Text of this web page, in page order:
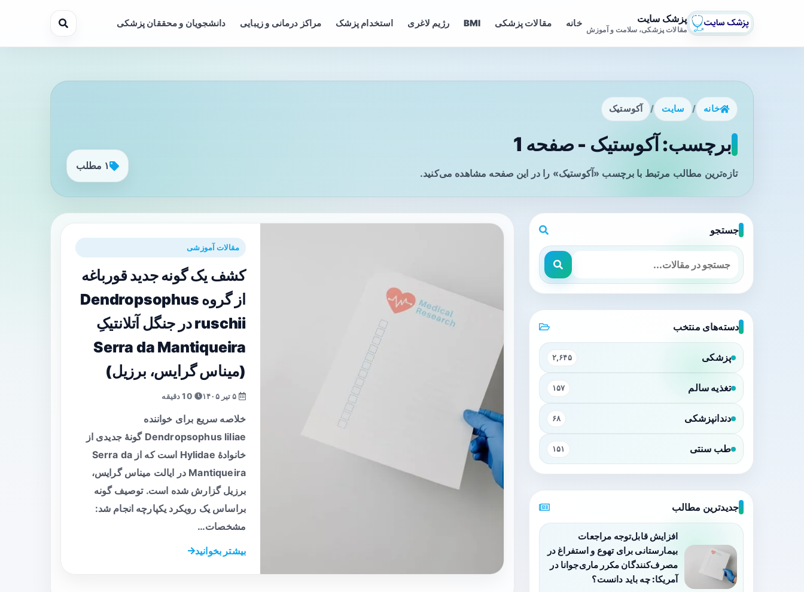
پزشک سایت
مقالات پزشکی، سلامت و آموزش
خانه مقالات پزشکی BMI رژیم لاغری استخدام پزشک مراکز درمانی و زیبایی دانشجویان و محققان پزشکی
خانه / سایت / آکوستیک
برچسب: آکوستیک - صفحه 1
تازه‌ترین مطالب مرتبط با برچسب «آکوستیک» را در این صفحه مشاهده می‌کنید.
۱ مطلب
مقالات آموزشی
کشف یک گونه جدید قورباغه‌
از گروه Dendropsophus
ruschii در جنگل آتلانتیکِ
Serra da Mantiqueira
(میناس گرایس، برزیل)
خلاصه سریع برای خواننده
Dendropsophus liliae گونهٔ جدیدی از
خانوادهٔ Hylidae است که از Serra da
Mantiqueira در ایالت میناس گرایس،
برزیل گزارش شده است. توصیف گونه
براساس یک رویکرد یکپارچه انجام شد:
مشخصات…
بیشتر بخوانید
جستجو
دسته‌های منتخب
پزشکی ۲,۶۴۵
تغذیه سالم ۱۵۷
دندانپزشکی ۶۸
طب سنتی ۱۵۱
جدیدترین مطالب
افزایش قابل‌توجه مراجعات
بیمارستانی برای تهوع و استفراغ در
مصرف‌کنندگان مکرر ماری‌جوانا در
آمریکا: چه باید دانست؟